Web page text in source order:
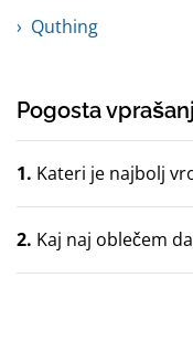
Quthing
Pogosta
1. Kateri je najbolj
2. Kaj naj oblečem